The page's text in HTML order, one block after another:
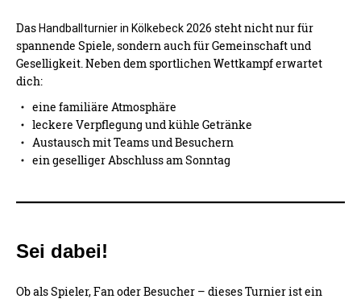
Das Handballturnier in Kölkebeck 2026 steht nicht nur für
spannende Spiele, sondern auch für Gemeinschaft und
Geselligkeit. Neben dem sportlichen Wettkampf erwartet
dich:
eine familiäre Atmosphäre
leckere Verpflegung und kühle Getränke
Austausch mit Teams und Besuchern
ein geselliger Abschluss am Sonntag
Sei dabei!
Ob als Spieler, Fan oder Besucher – dieses Turnier ist ein